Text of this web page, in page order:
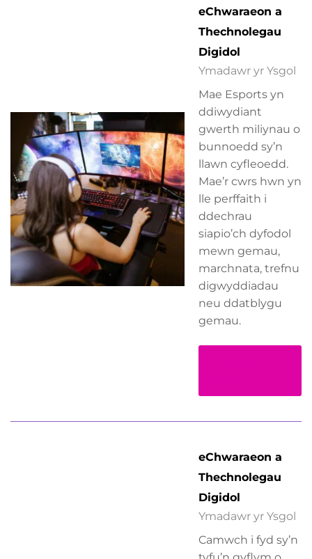
eChwaraeon a
Thechnolegau
Digidol
Ymadawr yr Ysgol
Mae Esports yn
ddiwydiant
gwerth miliynau o
bunnoedd sy’n
llawn cyfleoedd.
Mae’r cwrs hwn yn
lle perffaith i
ddechrau
siapio’ch dyfodol
mewn gemau,
marchnata, trefnu
digwyddiadau
neu ddatblygu
gemau.
eChwaraeon a
Thechnolegau
Digidol
Ymadawr yr Ysgol
Camwch i fyd sy’n